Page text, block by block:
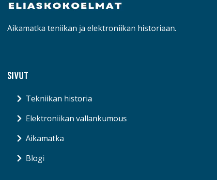
Aikamatka teniikan ja elektroniikan historiaan.
SIVUT
Tekniikan historia
Elektroniikan vallankumous
Aikamatka
Blogi